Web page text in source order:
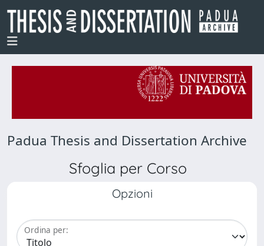
Padua Thesis and Dissertation Archive
Sfoglia per Corso
Opzioni
Ordina per: